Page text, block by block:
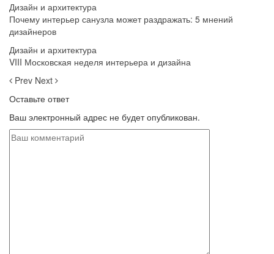
Дизайн и архитектура
Почему интерьер санузла может раздражать: 5 мнений
дизайнеров
Дизайн и архитектура
VIII Московская неделя интерьера и дизайна
Prev Next
Оставьте ответ
Ваш электронный адрес не будет опубликован.